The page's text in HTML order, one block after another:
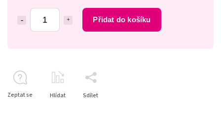
Přidat do košíku
Zeptat se Hlídat Sdílet